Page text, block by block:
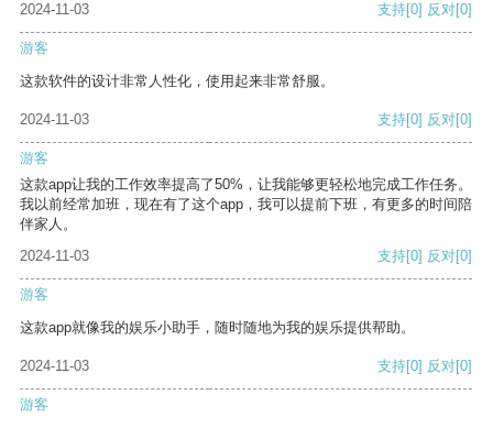
2024-11-03
支持[0] 反对[0]
游客
这款软件的设计非常人性化，使用起来非常舒服。
2024-11-03 支持[0] 反对[0]
游客
这款app让我的工作效率提高了50%，让我能够更轻松地完成工作任务。
我以前经常加班，现在有了这个app，我可以提前下班，有更多的时间陪
伴家人。
2024-11-03
支持[0] 反对[0]
游客
这款app就像我的娱乐小助手，随时随地为我的娱乐提供帮助。
2024-11-03 支持[0] 反对[0]
游客